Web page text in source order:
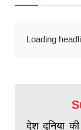
Loading
देश दुनिया